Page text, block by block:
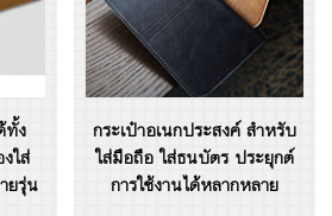
ทั้ง
ใส่
ยรุ่น
กระเป๋าอเนกประสงค์ สำหรับ
ใส่มือถือ ใส่ธนบัตร ประยุกต์
การใช้งานได้หลากหลาย